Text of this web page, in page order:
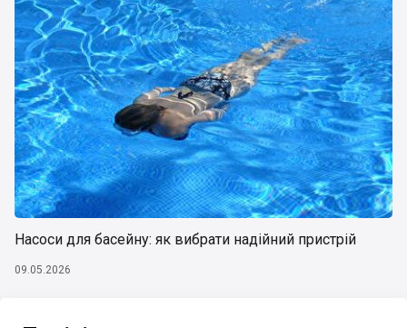
Насоси для басейну: як вибрати надійний пристрій
09.05.2026